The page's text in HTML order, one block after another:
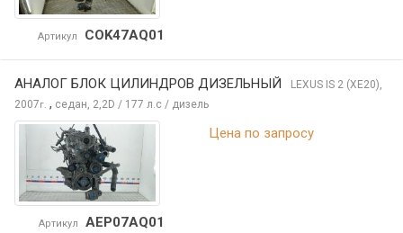
Артикул COK47AQ01
АНАЛОГ БЛОК ЦИЛИНДРОВ ДИЗЕЛЬНЫЙ LEXUS IS 2 (XE20),
2007г. , седан, 2,2D / 177 л.с / дизель
Артикул AEP07AQ01
Цена по запросу